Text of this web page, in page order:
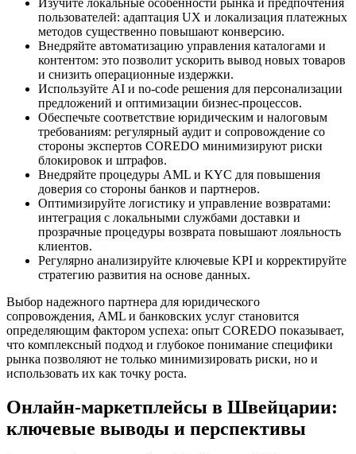
пользователей: адаптация UX и локализация платежных
методов существенно повышают конверсию.
Внедряйте автоматизацию управления каталогами и
контентом: это позволит ускорить вывод новых товаров
и снизить операционные издержки.
Используйте AI и no-code решения для персонализации
предложений и оптимизации бизнес-процессов.
Обеспечьте соответствие юридическим и налоговым
требованиям: регулярный аудит и сопровождение со
стороны экспертов COREDO минимизируют риски
блокировок и штрафов.
Внедряйте процедуры AML и KYC для повышения
доверия со стороны банков и партнеров.
Оптимизируйте логистику и управление возвратами:
интеграция с локальными службами доставки и
прозрачные процедуры возврата повышают лояльность
клиентов.
Регулярно анализируйте ключевые KPI и корректируйте
стратегию развития на основе данных.
Выбор надежного партнера для юридического
сопровождения, AML и банковских услуг становится
определяющим фактором успеха: опыт COREDO показывает,
что комплексный подход и глубокое понимание специфики
рынка позволяют не только минимизировать риски, но и
использовать их как точку роста.
Онлайн-маркетплейсы в Швейцарии:
ключевые выводы и перспективы